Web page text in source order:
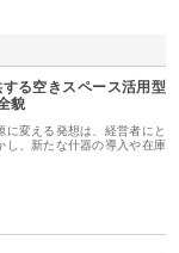
る空きスペース活用型
貌
に変える発想は、経営者にと
し、新たな什器の導入や在庫